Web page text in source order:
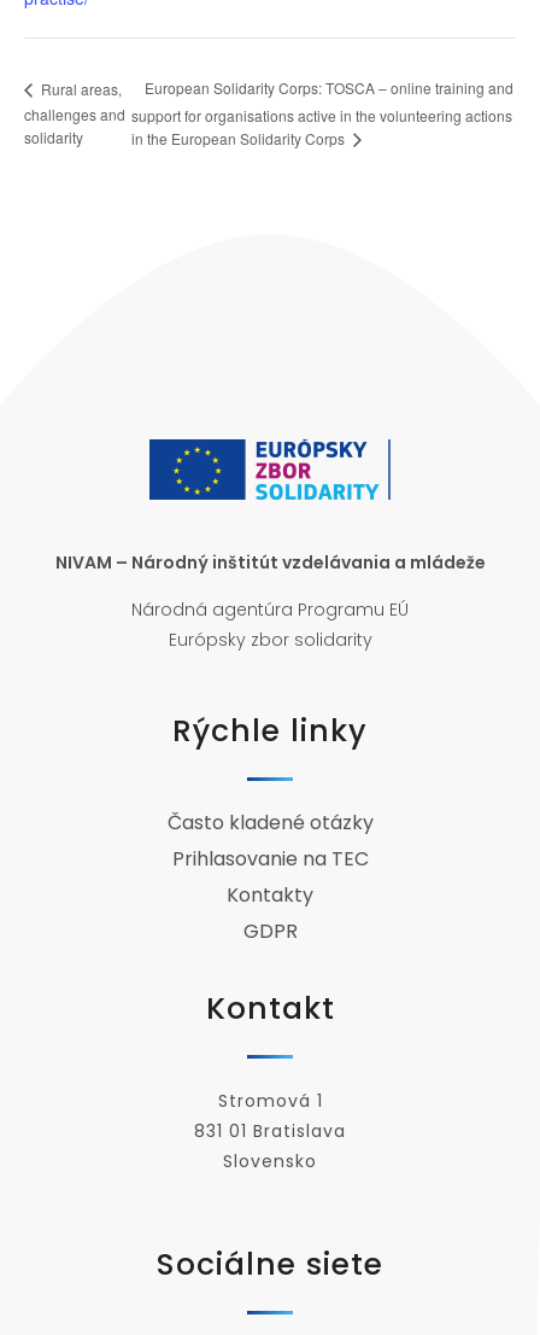
Rural areas,
challenges and
solidarity
European Solidarity Corps: TOSCA – online training and
support for organisations active in the volunteering actions
in the European Solidarity Corps
NIVAM – Národný inštitút vzdelávania a mládeže
Národná agentúra Programu EÚ
Európsky zbor solidarity
Rýchle linky
Často kladené otázky
Prihlasovanie na TEC
Kontakty
GDPR
Kontakt
Stromová 1
831 01 Bratislava
Slovensko
Sociálne siete